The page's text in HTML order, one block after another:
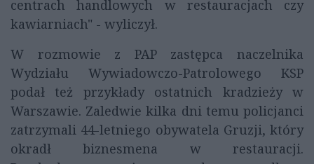
centrach handlowych w restauracjach czy
kawiarniach" - wyliczył.
W rozmowie z PAP zastępca naczelnika
Wydziału Wywiadowczo-Patrolowego KSP
podał też przykłady ostatnich kradzieży w
Warszawie. Zaledwie kilka dni temu policjanci
zatrzymali 44-letniego obywatela Gruzji, który
okradł biznesmena w restauracji.